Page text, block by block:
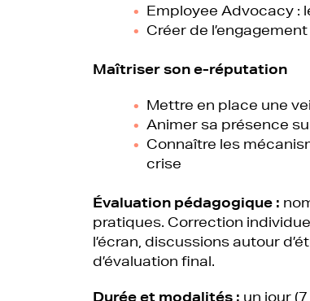
Employee Advocacy :
Créer de l’engagement
Maîtriser son e-réputation
Mettre en place une
Animer sa présence
Connaître les
crise
Évaluation pédagogique :
pratiques. Correction
l’écran, discussions autour
d’évaluation final.
Durée et modalités : un jour